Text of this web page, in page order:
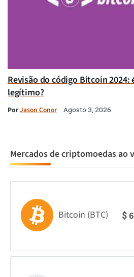
Revisão do código Bitcoin 2024:
legítimo?
PorJason Conor Agosto 3, 2026
Mercados de criptomoedas ao
Bitcoin (BTC) $